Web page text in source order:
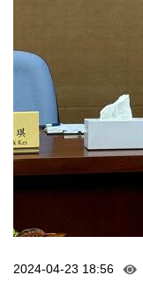
2024-04-23 18:56